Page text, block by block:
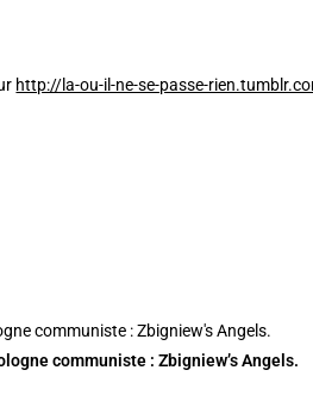
http://la-ou-il-ne-se-passe-
communiste : Zbigniew’s Angels.